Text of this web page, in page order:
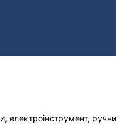
електроінструмент,